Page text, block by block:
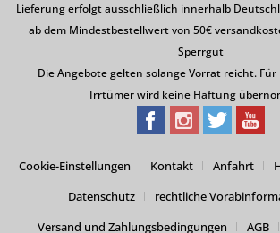
Lieferung erfolgt ausschließlich innerhalb
ab dem Mindestbestellwert von 50€
Sperrgut
Die Angebote gelten solange Vorrat reicht.
Irrtümer wird keine Haftung
Cookie-Einstellungen Kontakt Anfahrt
Datenschutz
rechtliche
Versand und Zahlungsbedingungen
AGB